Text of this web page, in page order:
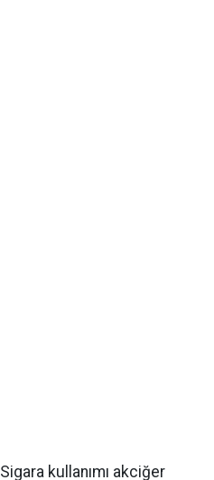
Sigara kullanımı akciğer